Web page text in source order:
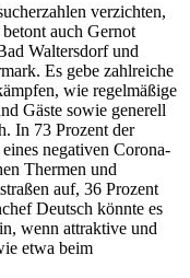
verzichten,
auch Gernot
Waltersdorf und
Es gebe zahlreiche
wie regelmäßige
Gäste sowie generell
In 73 Prozent der
negativen Corona-
Thermen und
auf, 36 Prozent
Deutsch könnte es
wenn attraktive und
etwa beim